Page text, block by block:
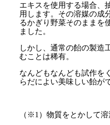
エキスを使用する場合、
用します。その溶媒の成
るかぎり野菜そのままを
ました。
しかし、通常の飴の製造
むことは稀有。
なんどもなんども試作を
らだによい美味しい飴が
（※1）物質をとかして